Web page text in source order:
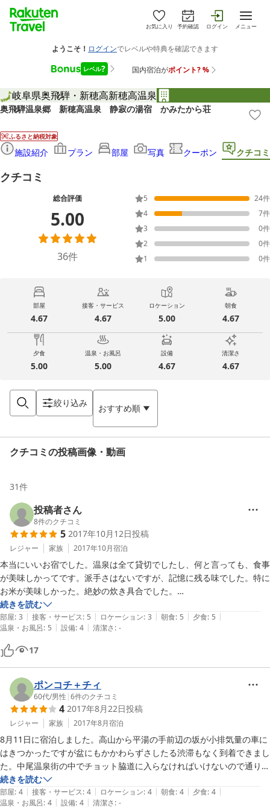
お気に入り 予約確認 ログイン メニュー
岐阜県奥飛騨・新穂高新穂高温泉
奥飛騨温泉郷 新穂高温泉 静寂の湯宿 かみたから荘
ふるさと納税対象
施設紹介 プラン 部屋 写真 クーポン クチコミ
クチコミ
総合評価
5.00
36件
5 24件
4
7件
3
0件
2
0件
1
0件
部屋
4.67
接客・サービス
4.67
ロケーション
5.00
朝食
4.67
夕食
5.00
温泉・お風呂
5.00
設備
4.67
清潔さ
4.67
絞り込み おすすめ順
クチコミの投稿画像・動画
31件
投稿者さん
8件のクチコミ
5 2017年10月12日投稿
レジャー 家族 2017年10月宿泊
本当にいいお宿でした。温泉は全て貸切でしたし、何と言っても、食事
が美味しかってです。派手さはないですが、記憶に残る味でした。特に
お米が美味しかった。絶妙の炊き具合でした。
必ずリピートしたいと思います。
続きを読む
部屋: 3 | 接客・サービス: 5 | ロケーション: 3 | 朝食: 5 | 夕食: 5 |
温泉・お風呂: 5 | 設備: 4 | 清潔さ: -
17
ポンコチ＋チィ
60代/男性 |6件のクチコミ
4 2017年8月22日投稿
レジャー 家族 2017年8月宿泊
8月11日に宿泊しました。高山から平湯の手前辺の坂が小排気量の車に
はきつかったですが盆にもかかわらずさしたる渋滞もなく到着できまし
た。中尾温泉街の中でチョット脇道に入らなければいけないので通り過
ぎかけたくらいです。そのかわり自然を満喫できる立地で露天風呂は最
高でした。食事も朴葉ステーキは期待道理、またイワナの塩焼きが焼き
方等絶妙でとても美味しかったです。標高が高く過ごしやすいので避暑
続きを読む
部屋: 4 | 接客・サービス: 4 | ロケーション: 4 | 朝食: 4 | 夕食: 4 |
温泉・お風呂: 4 | 設備: 4 | 清潔さ: -